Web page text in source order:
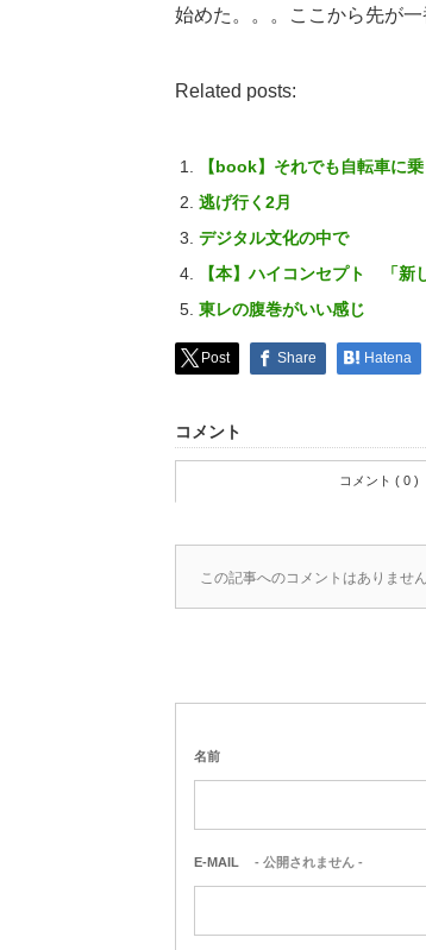
始めた。。。ここから先が一
Related posts:
【book】それでも自転車に
逃げ行く2月
デジタル文化の中で
【本】ハイコンセプト 「新
東レの腹巻がいい感じ
Post Share Hatena
コメント
コメント ( 0 )
この記事へのコメントはありません
名前
E-MAIL - 公開されません -